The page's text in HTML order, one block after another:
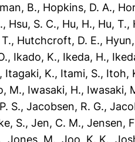
B., Hopkins, D. A.,
, Hsu, S. C., Hu, H., Hu, T.,
, Hutchcroft, D. E.,
, Ikado, K., Ikeda, H.,
, Itagaki, K., Itami, S., Itoh,
M., Iwasaki, H., Iwasaki,
S., Jacobsen, R. G.,
S., Jen, C. M., Jensen,
Jones, M. Joo, K. K.